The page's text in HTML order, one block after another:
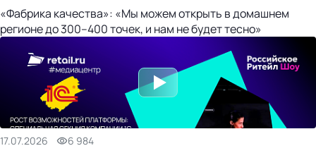
«Фабрика качества»: «Мы можем открыть в домашнем
регионе до 300–400 точек, и нам не будет тесно»
17.07.2026 6 984